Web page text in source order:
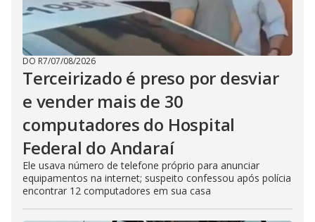
DO R7/07/08/2026
Terceirizado é preso por desviar
e vender mais de 30
computadores do Hospital
Federal do Andaraí
Ele usava número de telefone próprio para anunciar
equipamentos na internet; suspeito confessou após polícia
encontrar 12 computadores em sua casa